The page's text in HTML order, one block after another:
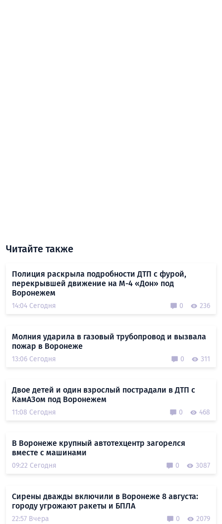
Читайте также
Полиция раскрыла подробности ДТП с фурой,
перекрывшей движение на М-4 «Дон» под
Воронежем
14:04 Сегодня 0 236
Молния ударила в газовый трубопровод и вызвала
пожар в Воронеже
13:06 Сегодня 0 311
Двое детей и один взрослый пострадали в ДТП с
КамАЗом под Воронежем
11:08 Сегодня 0 468
В Воронеже крупный автотехцентр загорелся
вместе с машинами
09:22 Сегодня 0 3087
Сирены дважды включили в Воронеже 8 августа:
городу угрожают ракеты и БПЛА
22:57 Вчера 0 2079